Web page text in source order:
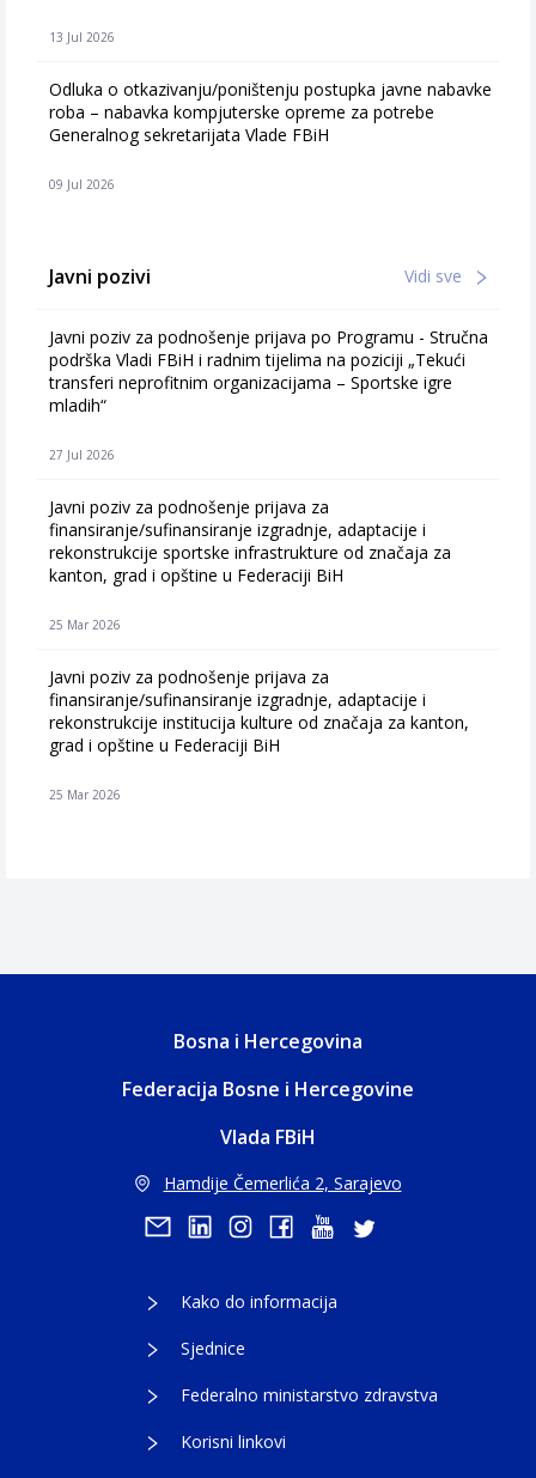
13 Jul 2026
Odluka o otkazivanju/poništenju postupka javne nabavke
roba – nabavka kompjuterske opreme za potrebe
Generalnog sekretarijata Vlade FBiH
09 Jul 2026
Javni pozivi Vidi sve
Javni poziv za podnošenje prijava po Programu - Stručna
podrška Vladi FBiH i radnim tijelima na poziciji „Tekući
transferi neprofitnim organizacijama – Sportske igre
mladih“
27 Jul 2026
Javni poziv za podnošenje prijava za
finansiranje/sufinansiranje izgradnje, adaptacije i
rekonstrukcije sportske infrastrukture od značaja za
kanton, grad i opštine u Federaciji BiH
25 Mar 2026
Javni poziv za podnošenje prijava za
finansiranje/sufinansiranje izgradnje, adaptacije i
rekonstrukcije institucija kulture od značaja za kanton,
grad i opštine u Federaciji BiH
25 Mar 2026
Bosna i Hercegovina
Federacija Bosne i Hercegovine
Vlada FBiH
Hamdije Čemerlića 2, Sarajevo
Kako do informacija
Sjednice
Federalno ministarstvo zdravstva
Korisni linkovi